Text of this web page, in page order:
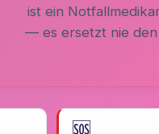
ist ein
— es ersetzt nie den